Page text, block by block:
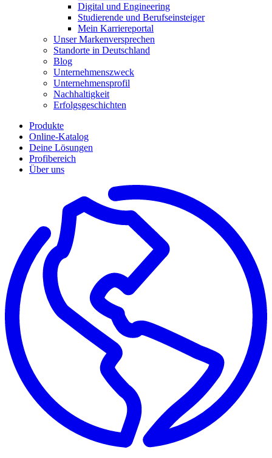
Digital und Engineering
Studierende und Berufseinsteiger
Mein Karriereportal
Unser Markenversprechen
Standorte in Deutschland
Blog
Unternehmenszweck
Unternehmensprofil
Nachhaltigkeit
Erfolgsgeschichten
Produkte
Online-Katalog
Deine Lösungen
Profibereich
Über uns